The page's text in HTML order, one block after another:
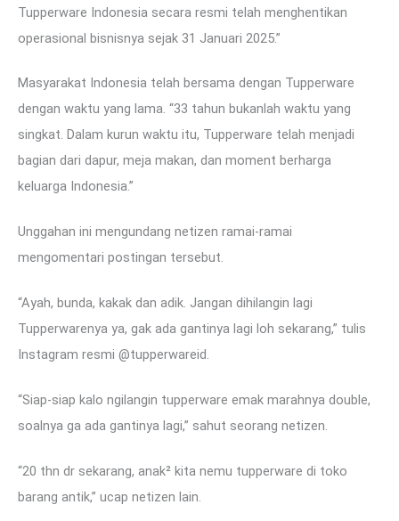
Tupperware Indonesia secara resmi telah menghentikan
operasional bisnisnya sejak 31 Januari 2025.”
Masyarakat Indonesia telah bersama dengan Tupperware
dengan waktu yang lama. “33 tahun bukanlah waktu yang
singkat. Dalam kurun waktu itu, Tupperware telah menjadi
bagian dari dapur, meja makan, dan moment berharga
keluarga Indonesia.”
Unggahan ini mengundang netizen ramai-ramai
mengomentari postingan tersebut.
“Ayah, bunda, kakak dan adik. Jangan dihilangin lagi
Tupperwarenya ya, gak ada gantinya lagi loh sekarang,” tulis
Instagram resmi @tupperwareid.
“Siap-siap kalo ngilangin tupperware emak marahnya double,
soalnya ga ada gantinya lagi,” sahut seorang netizen.
“20 thn dr sekarang, anak² kita nemu tupperware di toko
barang antik,” ucap netizen lain.